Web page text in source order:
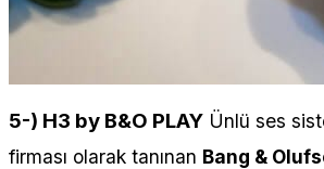
5-) H3 by B&O PLAY Ünlü ses
firması olarak tanınan Bang &